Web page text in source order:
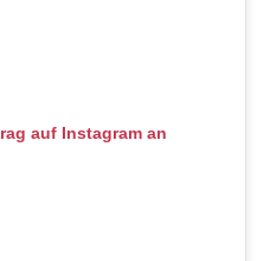
auf Instagram an